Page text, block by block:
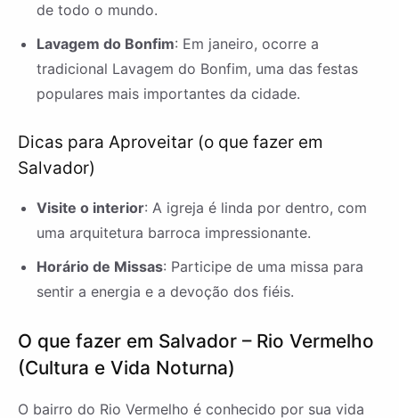
de todo o mundo.
Lavagem do Bonfim: Em janeiro, ocorre a
tradicional Lavagem do Bonfim, uma das festas
populares mais importantes da cidade.
Dicas para Aproveitar (o que fazer em
Salvador)
Visite o interior: A igreja é linda por dentro, com
uma arquitetura barroca impressionante.
Horário de Missas: Participe de uma missa para
sentir a energia e a devoção dos fiéis.
O que fazer em Salvador – Rio Vermelho
(Cultura e Vida Noturna)
O bairro do Rio Vermelho é conhecido por sua vida